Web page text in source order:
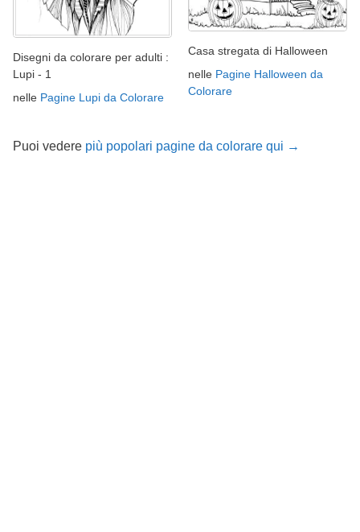
Disegni da colorare per adulti :
Lupi - 1
nelle Pagine Lupi da Colorare
Casa stregata di Halloween
nelle Pagine Halloween da
Colorare
Puoi vedere più popolari pagine da colorare qui →